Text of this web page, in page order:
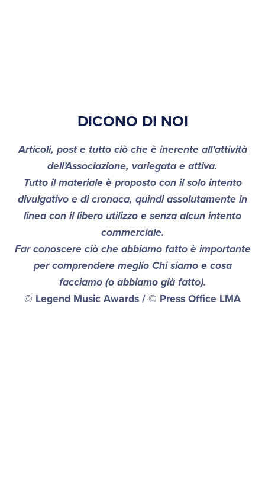
DICONO DI NOI
Articoli, post e tutto ciò che è inerente all’attività
dell’Associazione, variegata e attiva.
Tutto il materiale è proposto con il solo intento
divulgativo e di cronaca, quindi assolutamente in
linea con il libero utilizzo e senza alcun intento
commerciale.
Far conoscere ciò che abbiamo fatto è importante
per comprendere meglio Chi siamo e cosa
facciamo (o abbiamo già fatto).
© Legend Music Awards / © Press Office LMA